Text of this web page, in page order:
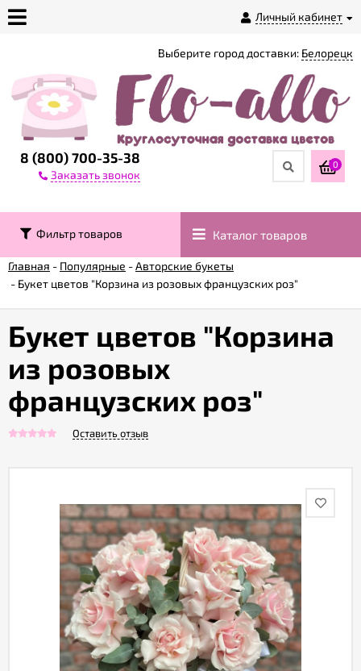
Личный кабинет
магазине
Доставка
Контакты
Возврат
Гарантии
Акции
Публичная
Политика
8 (800) 700-35-38
Заказать звонок
Выберите город доставки: Белорецк
0
Фильтр товаров Каталог товаров
Главная - Популярные -Авторские букеты
- Букет цветов "Корзина из розовых французских роз"
Букет цветов "Корзина
из розовых
французских роз"
Оставить отзыв